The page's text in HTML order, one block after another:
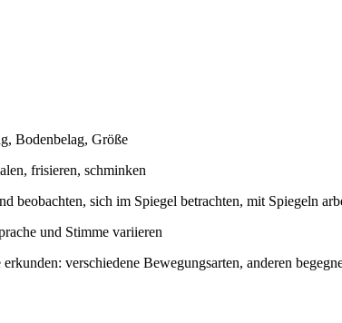
Bodenbelag, Größe
frisieren, schminken
beobachten, sich im Spiegel betrachten, mit Spiegeln
und Stimme variieren
verschiedene Bewegungsarten, anderen